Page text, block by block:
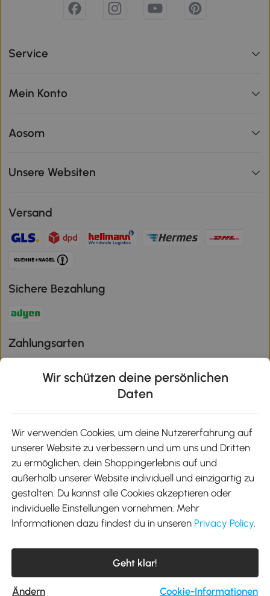
Service
Mein Konto
Aosom
Unsere Websiten
Versand
Sichere Bezahlung
Zahlungsarten
Aosom-App
Google Play
Tel.: +49 40 87408465
kontakt@aosom.de
Telefonservice Mo.-Fr. 9:00-17:30 Uhr
MH Handel GmbH, Wendenstraße 309, 20537 Hamburg
Wir schützen deine persönlichen
Daten
Wir verwenden Cookies, um deine Nutzererfahrung auf
unserer Website zu verbessern und um uns und Dritten
zu ermöglichen, dein Shoppingerlebnis auf und
außerhalb unserer Website individuell und einzigartig zu
gestalten. Du kannst alle Cookies akzeptieren oder
individuelle Einstellungen vornehmen. Mehr
Informationen dazu findest du in unseren Privacy Policy.
Geht klar!
Ändern Cookie-Informationen